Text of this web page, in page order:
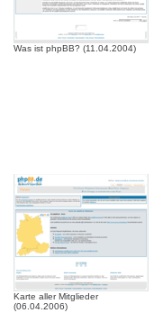
Was ist phpBB? (11.04.2004)
Karte aller Mitglieder
(06.04.2006)